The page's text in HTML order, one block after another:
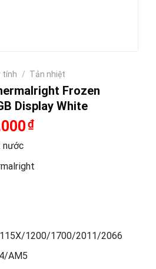
tính / Tản nhiệt
Frozen
Display White
₫Giá
1.740.000₫.
nước
1200/1700/2011/2066
AM5